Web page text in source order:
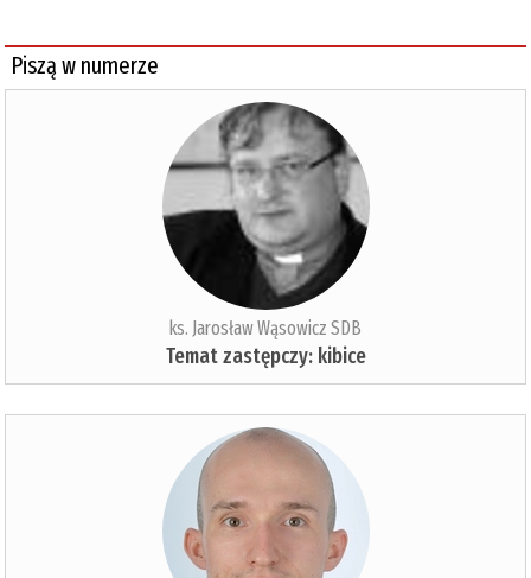
Piszą w numerze
ks. Jarosław Wąsowicz SDB
Temat zastępczy: kibice